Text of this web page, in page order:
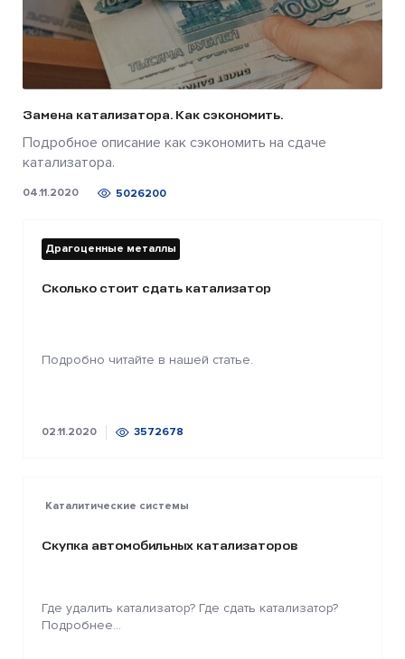
Замена катализатора. Как сэкономить.
Подробное описание как сэкономить на сдаче
катализатора.
04.11.2020 5026200
Драгоценные металлы
Сколько стоит сдать катализатор
Подробно читайте в нашей статье.
02.11.2020 3572678
Каталитические системы
Скупка автомобильных катализаторов
Где удалить катализатор? Где сдать катализатор?
Подробнее...